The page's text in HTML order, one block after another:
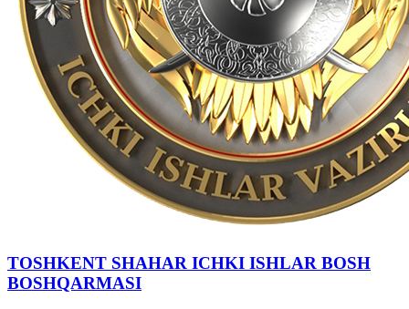
TOSHKENT SHAHAR IСHKI ISHLAR BOSH
BOSHQARMASI